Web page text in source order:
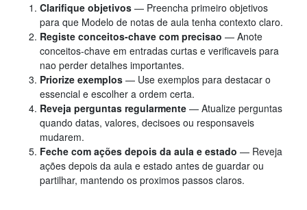
Clarifique objetivos — Preencha primeiro objetivos
para que Modelo de notas de aula tenha contexto claro.
Registe conceitos-chave com precisao — Anote
conceitos-chave em entradas curtas e verificaveis para
nao perder detalhes importantes.
Priorize exemplos — Use exemplos para destacar o
essencial e escolher a ordem certa.
Reveja perguntas regularmente — Atualize perguntas
quando datas, valores, decisoes ou responsaveis
mudarem.
Feche com ações depois da aula e estado — Reveja
ações depois da aula e estado antes de guardar ou
partilhar, mantendo os proximos passos claros.